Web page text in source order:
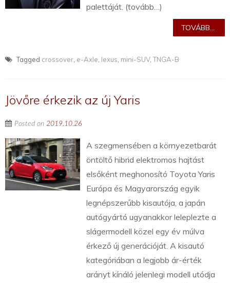
palettáját. (tovább…)
TOVÁBB...
Tagged crossover e-Axle lexus mini-SUV,TNGA-B
Jövőre érkezik az új Yaris
Posted on 2019.10.26
A szegmensében a környezetbarát
öntöltő hibrid elektromos hajtást
elsőként meghonosító Toyota Yaris
Európa és Magyarország egyik
legnépszerűbb kisautója, a japán
autógyártó ugyanakkor leleplezte a
slágermodell közel egy év múlva
érkező új generációját. A kisautó
kategóriában a legjobb ár-érték
arányt kínáló jelenlegi modell utódja